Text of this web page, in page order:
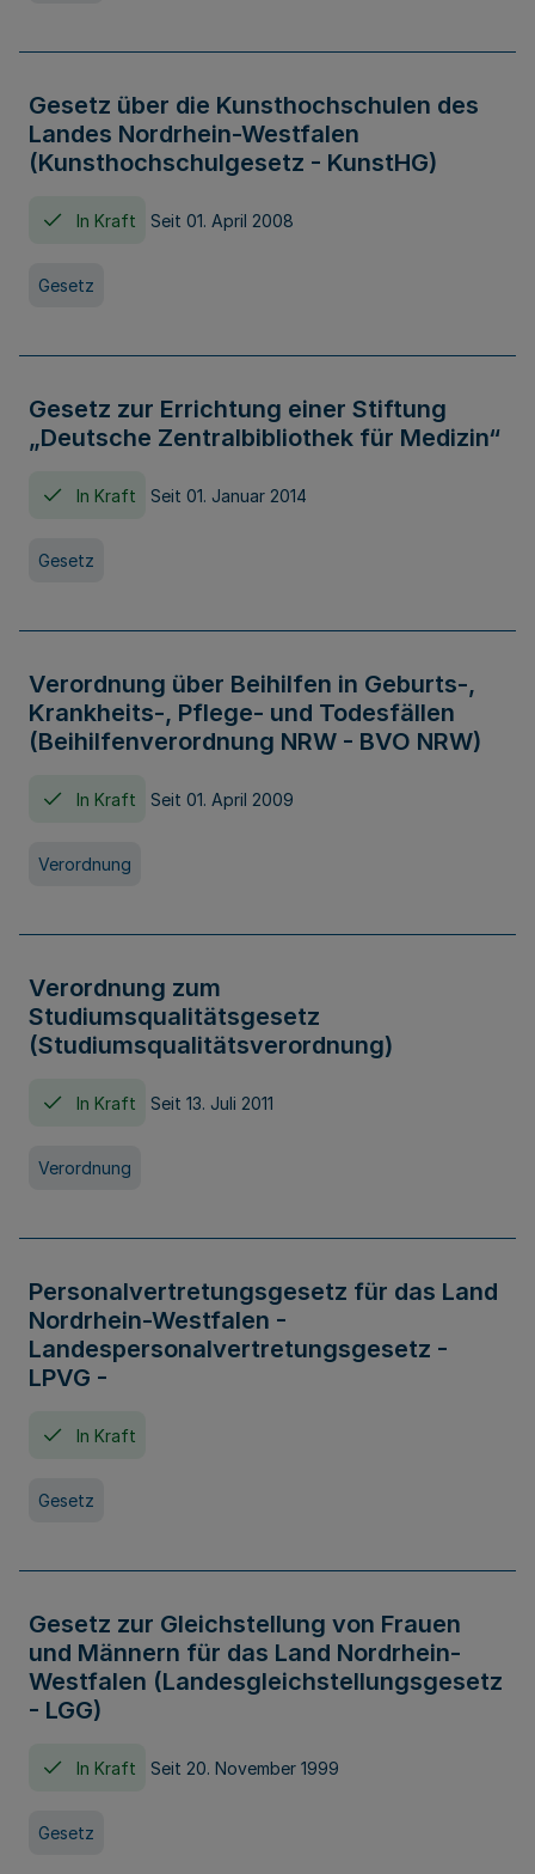
Gesetz über die Kunsthochschulen des
Landes Nordrhein-Westfalen
(Kunsthochschulgesetz - KunstHG)
In Kraft Seit 01. April 2008
Gesetz
Gesetz zur Errichtung einer Stiftung
„Deutsche Zentralbibliothek für Medizin“
In Kraft Seit 01. Januar 2014
Gesetz
Verordnung über Beihilfen in Geburts-,
Krankheits-, Pflege- und Todesfällen
(Beihilfenverordnung NRW - BVO NRW)
In Kraft Seit 01. April 2009
Verordnung
Verordnung zum
Studiumsqualitätsgesetz
(Studiumsqualitätsverordnung)
In Kraft Seit 13. Juli 2011
Verordnung
Personalvertretungsgesetz für das Land
Nordrhein-Westfalen -
Landespersonalvertretungsgesetz -
LPVG -
In Kraft
Gesetz
Gesetz zur Gleichstellung von Frauen
und Männern für das Land Nordrhein-
Westfalen (Landesgleichstellungsgesetz
- LGG)
In Kraft Seit 20. November 1999
Gesetz